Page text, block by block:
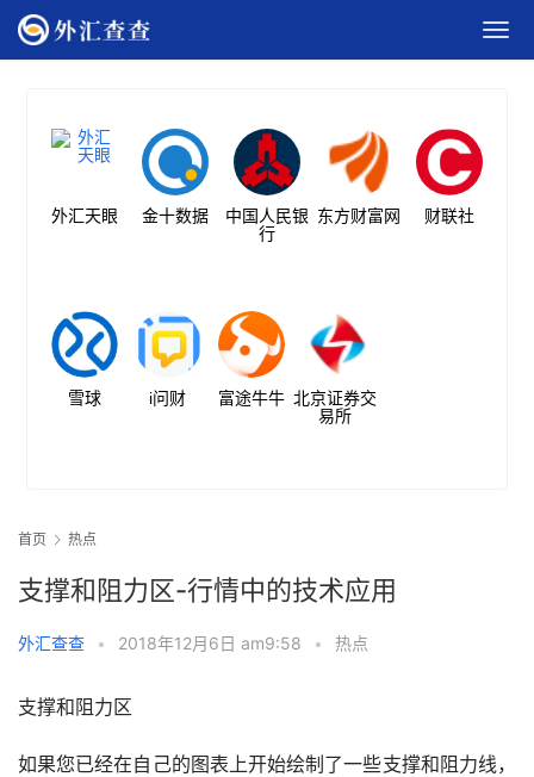
外汇天眼 金十数据
中国人民银
行
东方财富网 财联社
雪球 i问财 富途牛牛 北京证券交
易所
首页 热点
支撑和阻力区-行情中的技术应用
外汇查查 • 2018年12月6日 am9:58 • 热点
支撑和阻力区
如果您已经在自己的图表上开始绘制了一些支撑和阻力线，